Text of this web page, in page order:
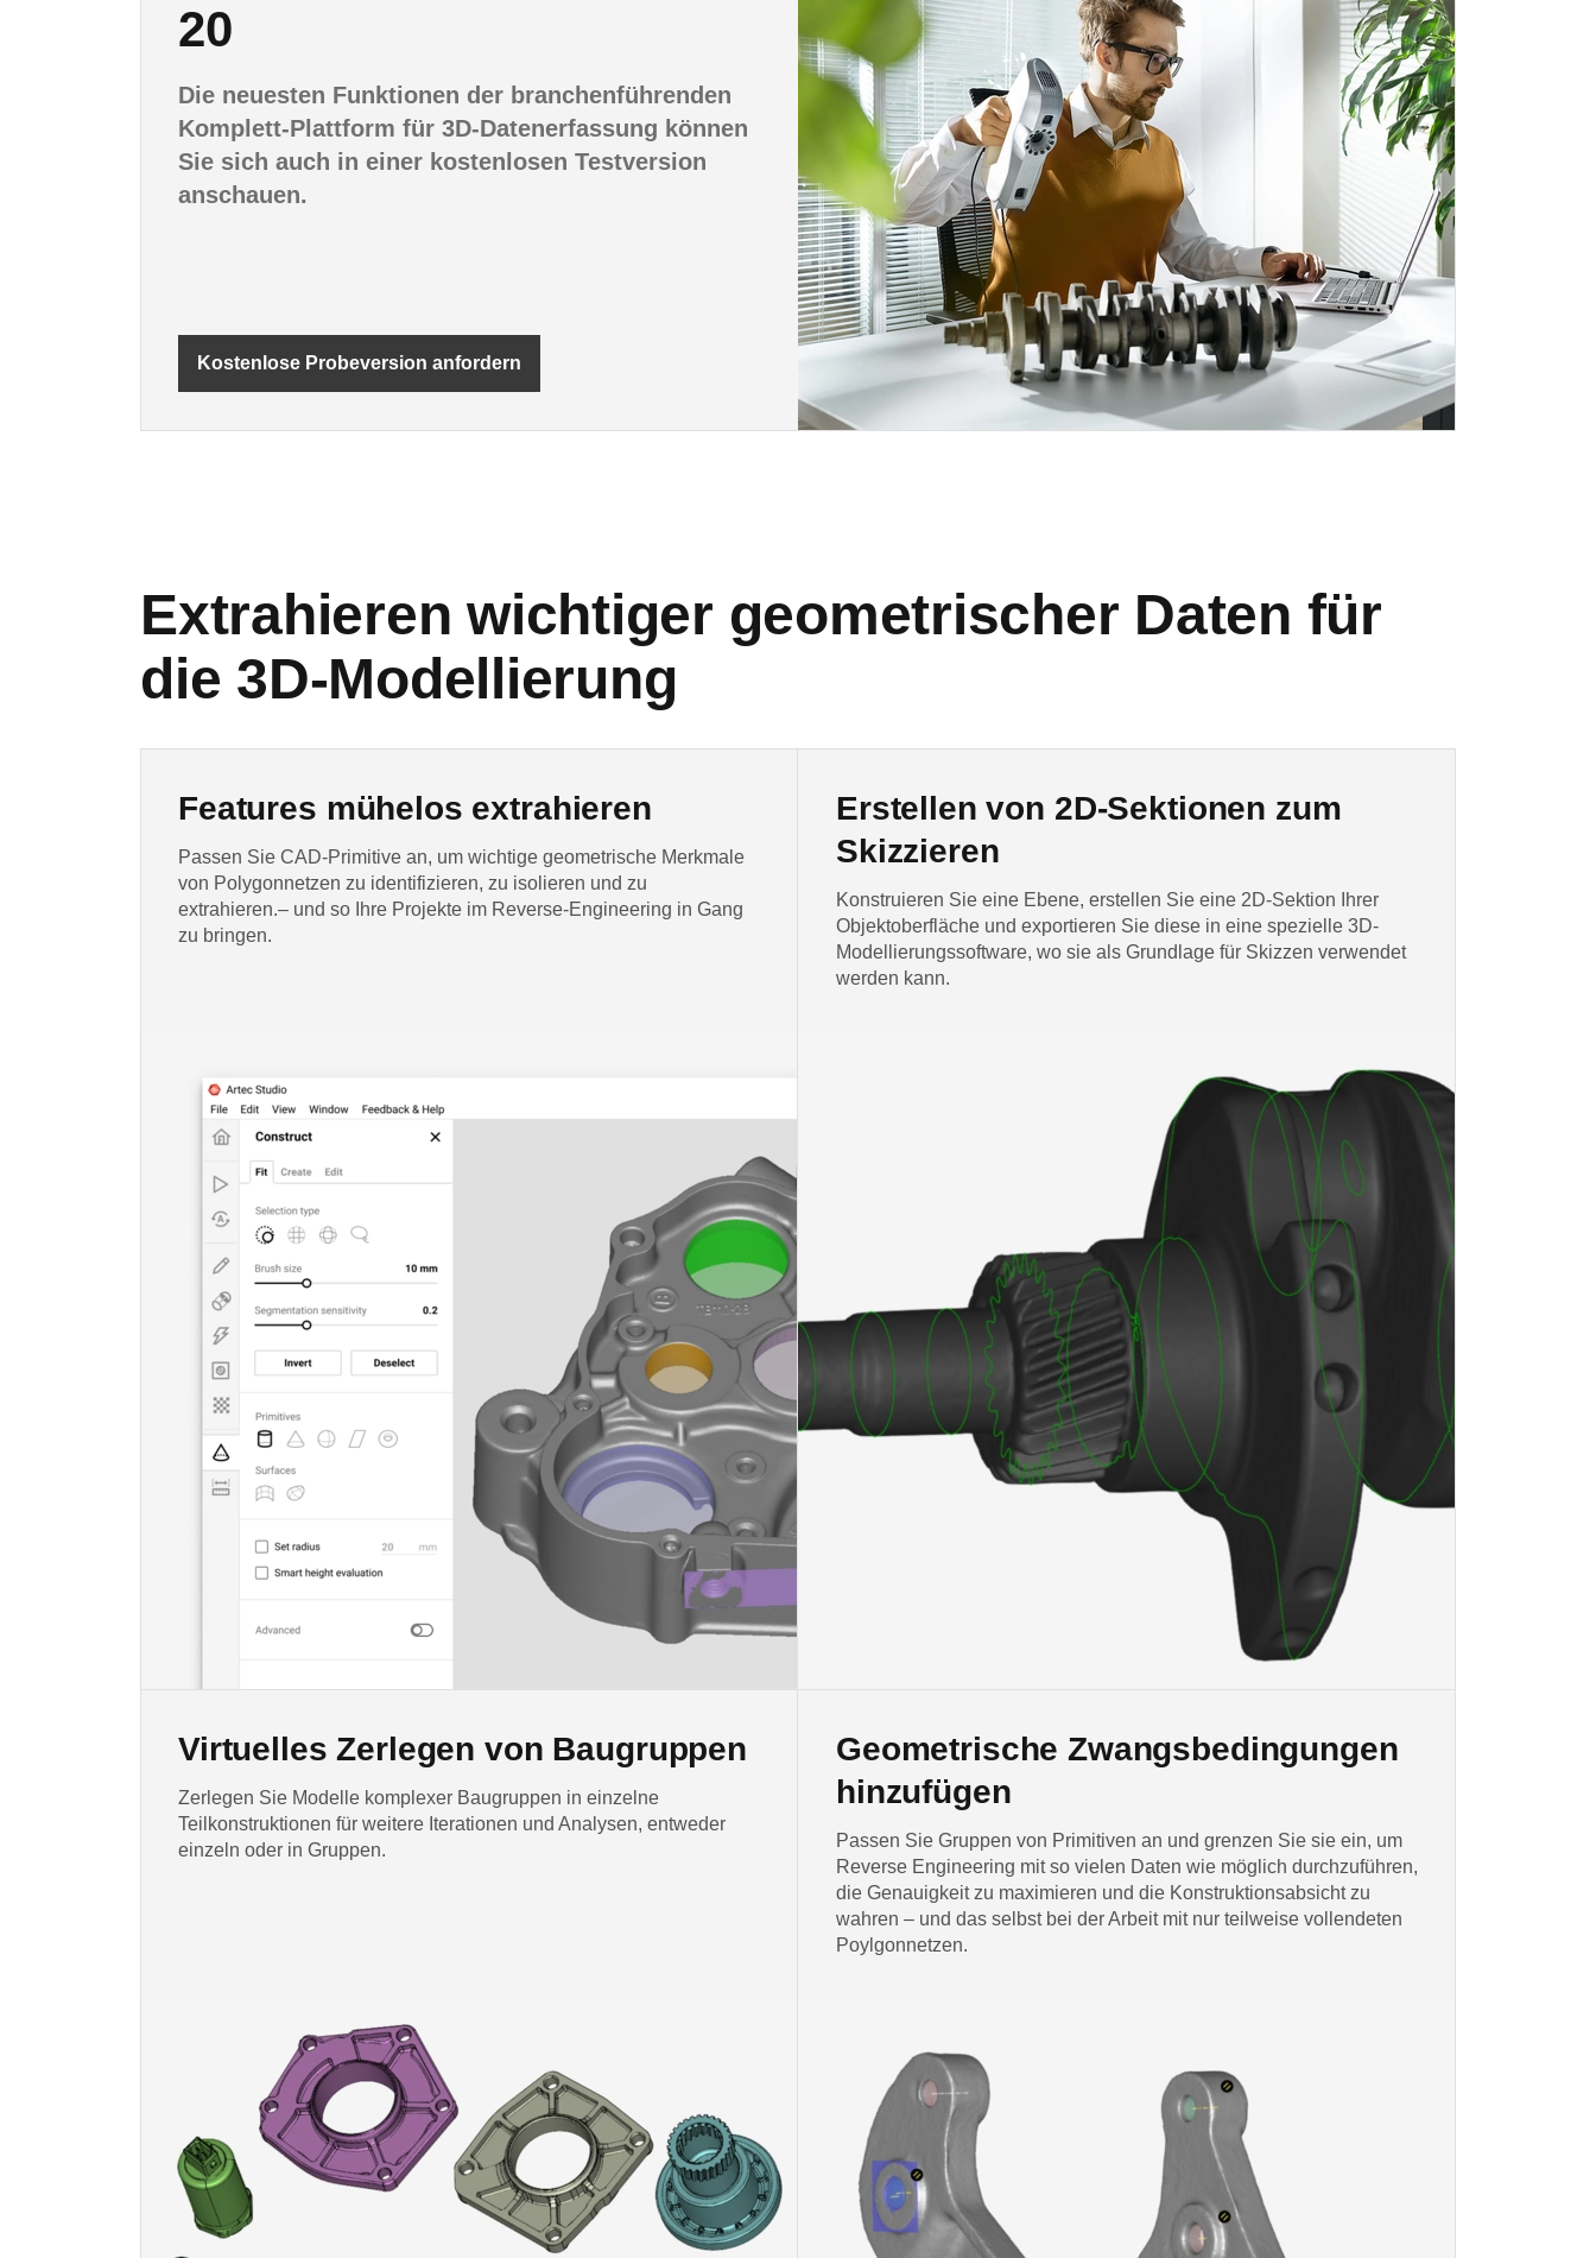
20
Die neuesten Funktionen der branchenführenden
Komplett-Plattform für 3D-Datenerfassung können
Sie sich auch in einer kostenlosen Testversion
anschauen.
Kostenlose Probeversion anfordern
Extrahieren wichtiger geometrischer Daten für
die 3D-Modellierung
Features mühelos extrahieren
Passen Sie CAD-Primitive an, um wichtige geometrische Merkmale
von Polygonnetzen zu identifizieren, zu isolieren und zu
extrahieren.– und so Ihre Projekte im Reverse-Engineering in Gang
zu bringen.
Erstellen von 2D-Sektionen zum
Skizzieren
Konstruieren Sie eine Ebene, erstellen Sie eine 2D-Sektion Ihrer
Objektoberfläche und exportieren Sie diese in eine spezielle 3D-
Modellierungssoftware, wo sie als Grundlage für Skizzen verwendet
werden kann.
Virtuelles Zerlegen von Baugruppen
Zerlegen Sie Modelle komplexer Baugruppen in einzelne
Teilkonstruktionen für weitere Iterationen und Analysen, entweder
einzeln oder in Gruppen.
Geometrische Zwangsbedingungen
hinzufügen
Passen Sie Gruppen von Primitiven an und grenzen Sie sie ein, um
Reverse Engineering mit so vielen Daten wie möglich durchzuführen,
die Genauigkeit zu maximieren und die Konstruktionsabsicht zu
wahren – und das selbst bei der Arbeit mit nur teilweise vollendeten
Poylgonnetzen.